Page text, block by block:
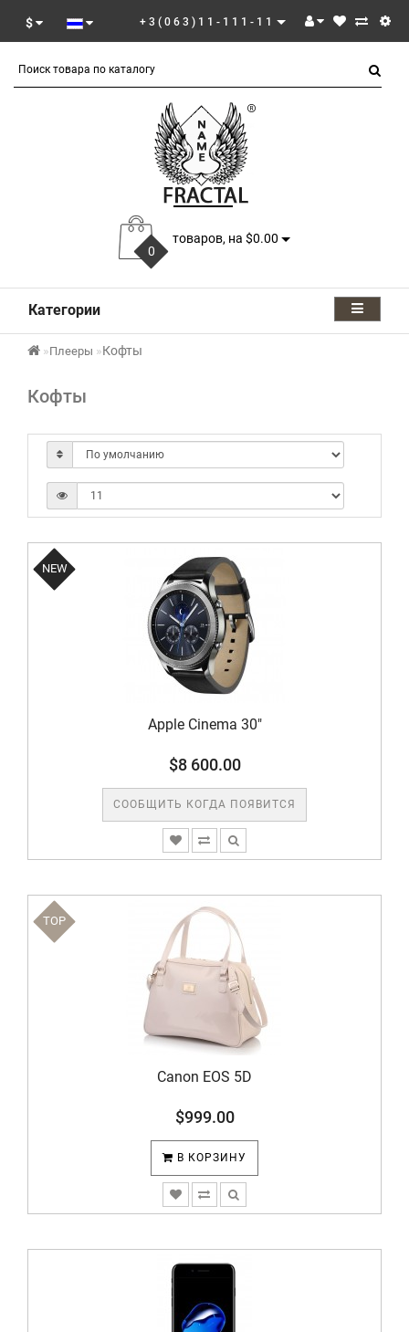
$ +3(063)11-111-11
0
товаров, на $0.00
Категории
Плееры Кофты
Кофты
NEW
Apple Cinema 30"
$8 600.00
СООБЩИТЬ КОГДА ПОЯВИТСЯ
TOP
Canon EOS 5D
$999.00
В КОРЗИНУ